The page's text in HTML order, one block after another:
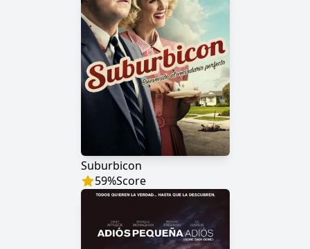
Suburbicon
59%Score